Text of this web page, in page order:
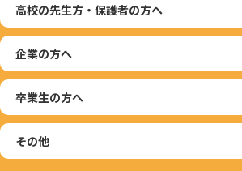
高校の先生方・保護者の方へ
企業の方へ
卒業生の方へ
その他